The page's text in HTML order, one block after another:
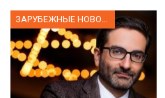
ЗАРУБЕЖНЫЕ НОВОСТИ